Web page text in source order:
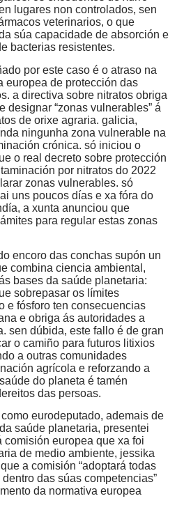
lugares non controlados, sen
veterinarios, o que
súa capacidade de absorción e
bacterias resistentes.
por este caso é o atraso na
europea de protección das
a directiva sobre nitratos obriga
designar “zonas vulnerables” á
de orixe agraria. galicia,
ningunha zona vulnerable na
crónica. só iniciou o
o real decreto sobre protección
por nitratos do 2022
zonas vulnerables. só
uns poucos días e xa fóra do
a xunta anunciou que
para regular estas zonas
encoro das conchas supón un
combina ciencia ambiental,
bases da saúde planetaria:
sobrepasar os límites
e fósforo ten consecuencias
e obriga ás autoridades a
sen dúbida, este fallo é de gran
o camiño para futuros litixios
a outras comunidades
agrícola e reforzando a
do planeta é tamén
das persoas.
eurodeputado, ademais de
saúde planetaria, presentei
comisión europea que xa foi
de medio ambiente, jessika
a comisión “adoptará todas
das súas competencias”
da normativa europea